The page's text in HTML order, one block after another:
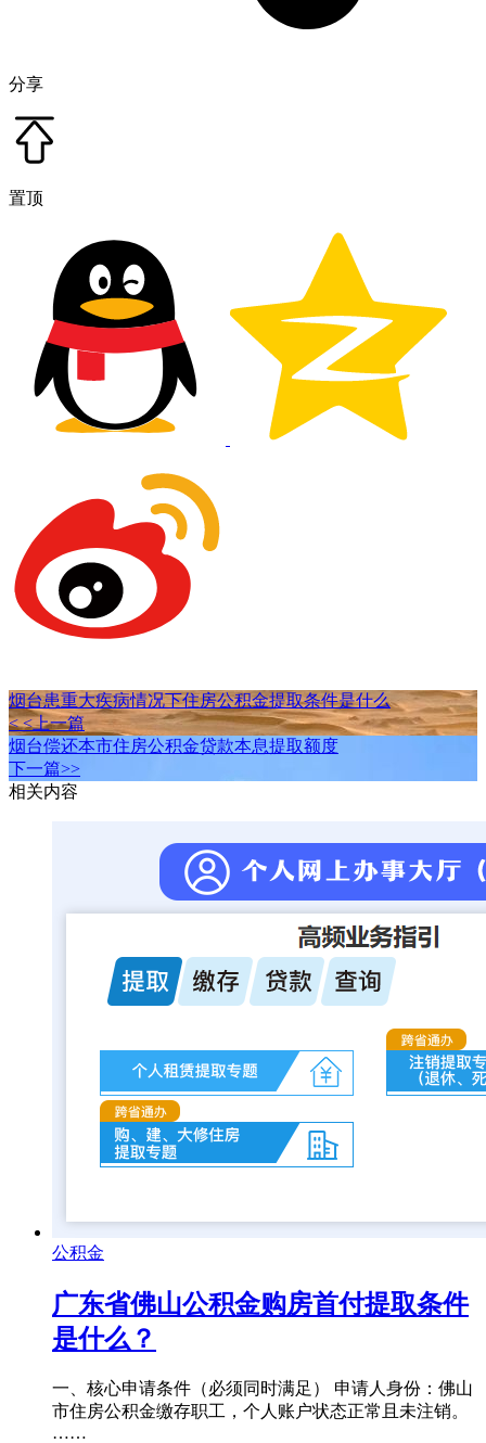
分享
置顶
烟台患重大疾病情况下住房公积金提取条件是什么
< <上一篇
烟台偿还本市住房公积金贷款本息提取额度
下一篇>>
相关内容
公积金
广东省佛山公积金购房首付提取条件
是什么？
一、核心申请条件（必须同时满足） 申请人身份：佛山
市住房公积金缴存职工，个人账户状态正常且未注销。
……